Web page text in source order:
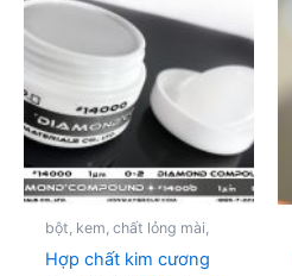
bột, kem, chất lỏng mài,
Hợp chất kim cương
344.124,00 ₫
955.900,00 ₫
has
multiple
variants.
options
may